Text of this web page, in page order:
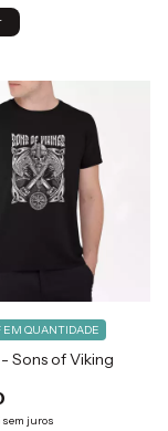
Sons of Viking
sem juros
EM QUANTIDADE